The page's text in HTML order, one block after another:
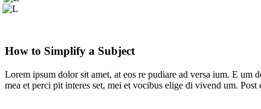
How to Simplify a Subject
Lorem ipsum dolor sit amet, at eos re pudiare ad versa ium. E um
mea et perci pit interes set, mei et vocibus elige di vivend um.